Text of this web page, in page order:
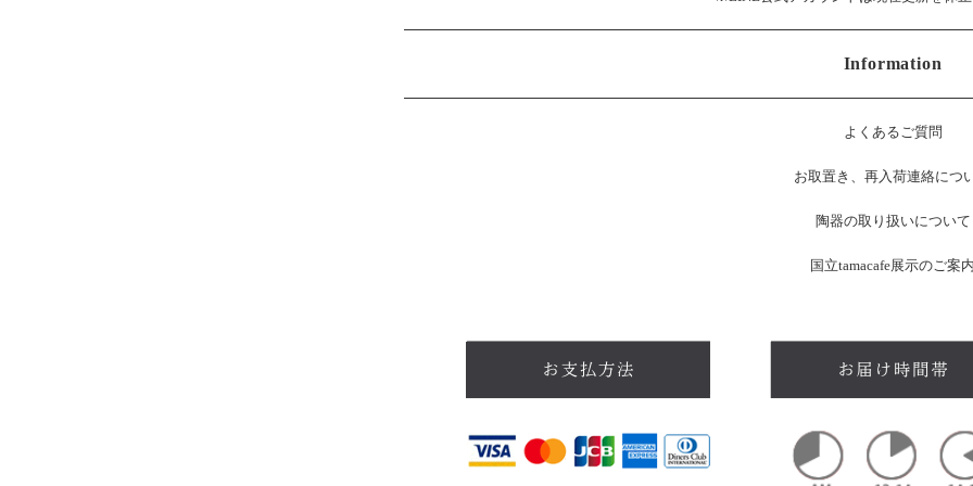
Information
よくあるご質問
お取置き、再入荷連絡につ
陶器の取り扱いについて
国立tamacafe展示のご案